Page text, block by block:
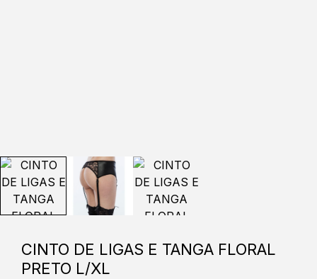
CINTO DE LIGAS E TANGA FLORAL
PRETO L/XL